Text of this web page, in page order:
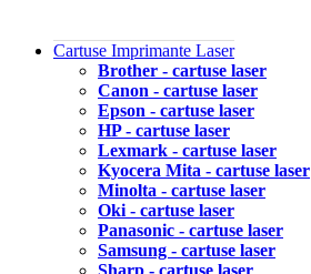
Cartuse Imprimante Laser
Brother - cartuse laser
Canon - cartuse laser
Epson - cartuse laser
HP - cartuse laser
Lexmark - cartuse laser
Kyocera Mita - cartuse laser
Minolta - cartuse laser
Oki - cartuse laser
Panasonic - cartuse laser
Samsung - cartuse laser
Sharp - cartuse laser